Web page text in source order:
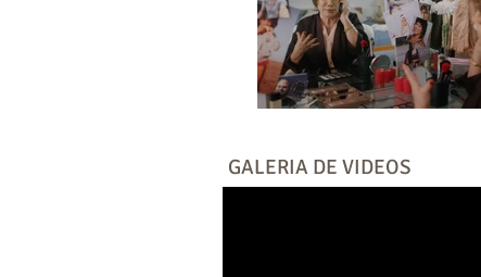
GALERIA DE VIDEOS